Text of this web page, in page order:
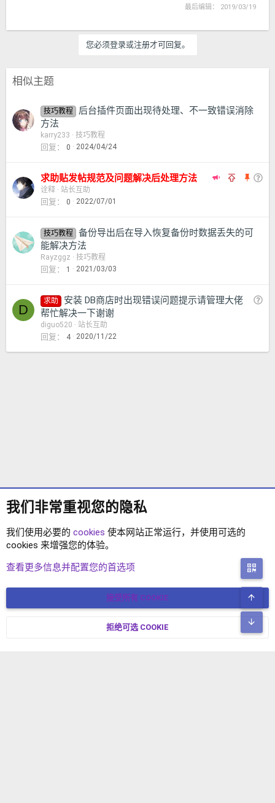
最后编辑： 2019/03/19
您必须登录或注册才可回复。
相似主题
技巧教程
后台插件页面出现待处理、不一致错误消除
方法
karry233 技巧教程
回复 0 2024/04/24
推
全置 问
求助贴发帖规范及问题解决后处理方法
诠释 站长互助
回复 0 2022/07/01
技巧教程
备份导出后在导入恢复备份时数据丢失的可
能解决方法
Rayzggz 技巧教程
回复 1 2021/03/03
D
问
求助
安装 DB商店时出现错误问题提示请管理大佬
帮忙解决一下谢谢
diguo520 站长互助
回复 4 2020/11/22
技巧教程
简体中文 联系我们
© COPYRIGHT 2017-2026 XENFORO中文社区 版权所有 冀ICP备
我们非常重视您的隐私
我们使用必要的 cookies 使本网站正常运行，并使用可选的
cookies 来增强您的体验。
查看更多信息并配置您的首选项
接受所有 COOKIE
拒绝可选 COOKIE